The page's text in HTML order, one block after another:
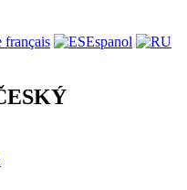
français
Espanol